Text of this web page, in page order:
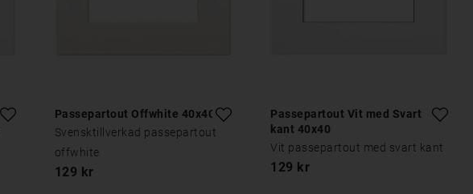
Passepartout Offwhite 40x40
Svensktillverkad passepartout
offwhite
129 kr
Passepartout Vit med Svart
kant 40x40
Vit passepartout med svart kant
129 kr